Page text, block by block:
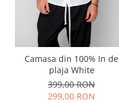
Camasa din 100% In de
plaja White
399,00 RON
299,00 RON